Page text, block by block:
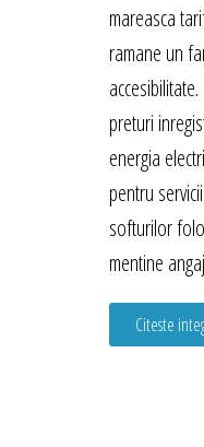
mareasca
ramane un
preturi
energia
pentru
softurilor
mentine
Citeste